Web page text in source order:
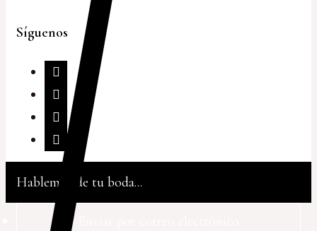
Síguenos
Hablemos de tu boda...